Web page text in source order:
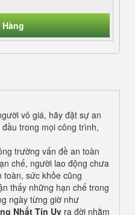
vô giá, hãy đặt sự an
trong mọi công trình,
trường vấn đề an toàn
chế, người lao động chưa
sức khỏe cũng
thấy những hạn chế trong
ngày từng giờ như
Nhất Tín Uy ra đời nhằm